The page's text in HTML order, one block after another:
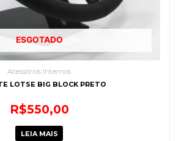
ESGOTADO
Acessórios Internos
LOTSE BIG BLOCK PRETO
R$550,00
LEIA MAIS